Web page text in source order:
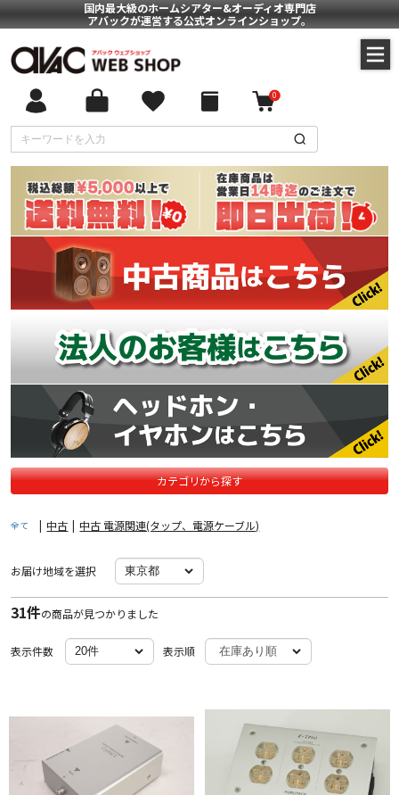
国内最大級のホームシアター&オーディオ専門店
アバックが運営する公式オンラインショップ。
0
カテゴリから探す
全て | 中古 | 中古 電源関連(タップ、電源ケーブル)
お届け地域を選択
31件の商品が見つかりました
表示件数 表示順